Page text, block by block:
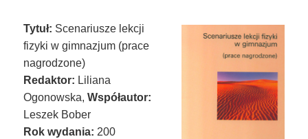
Tytuł: Scenariusze lekcji
fizyki w gimnazjum (prace
nagrodzone)
Redaktor: Liliana
Ogonowska,Współautor:
Leszek Bober
Rok wydania: 200